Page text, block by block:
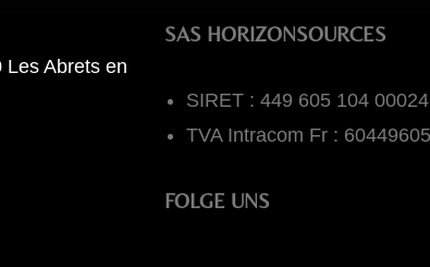
Abrets en
SAS HORIZONSOURCES
SIRET : 449 605 104 00024
TVA Intracom Fr :
FOLGE UNS